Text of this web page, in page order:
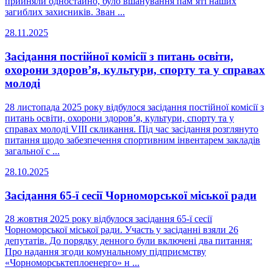
загиблих захисників. Зван ...
28.11.2025
Засідання постійної комісії з питань освіти,
охорони здоров’я, культури, спорту та у справах
молоді
28 листопада 2025 року відбулося засідання постійної комісії з
питань освіти, охорони здоров’я, культури, спорту та у
справах молоді VIII скликання. Під час засідання розглянуто
питання щодо забезпечення спортивним інвентарем закладів
загальної с ...
28.10.2025
Засідання 65-ї сесії Чорноморської міської ради
28 жовтня 2025 року відбулося засідання 65-ї сесії
Чорноморської міської ради. Участь у засіданні взяли 26
депутатів. До порядку денного були включені два питання:
Про надання згоди комунальному підприємству
«Чорноморськтеплоенерго» н ...